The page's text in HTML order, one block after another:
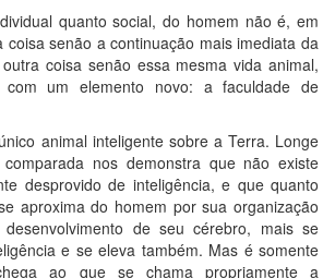
quanto social, do homem não é, em
coisa senão a continuação mais imediata da
coisa senão essa mesma vida animal,
com um elemento novo: a faculdade de
animal inteligente sobre a Terra. Longe
nos demonstra que não existe
desprovido de inteligência, e que quanto
aproxima do homem por sua organização
de seu cérebro, mais se
e se eleva também. Mas é somente
ao que se chama propriamente a